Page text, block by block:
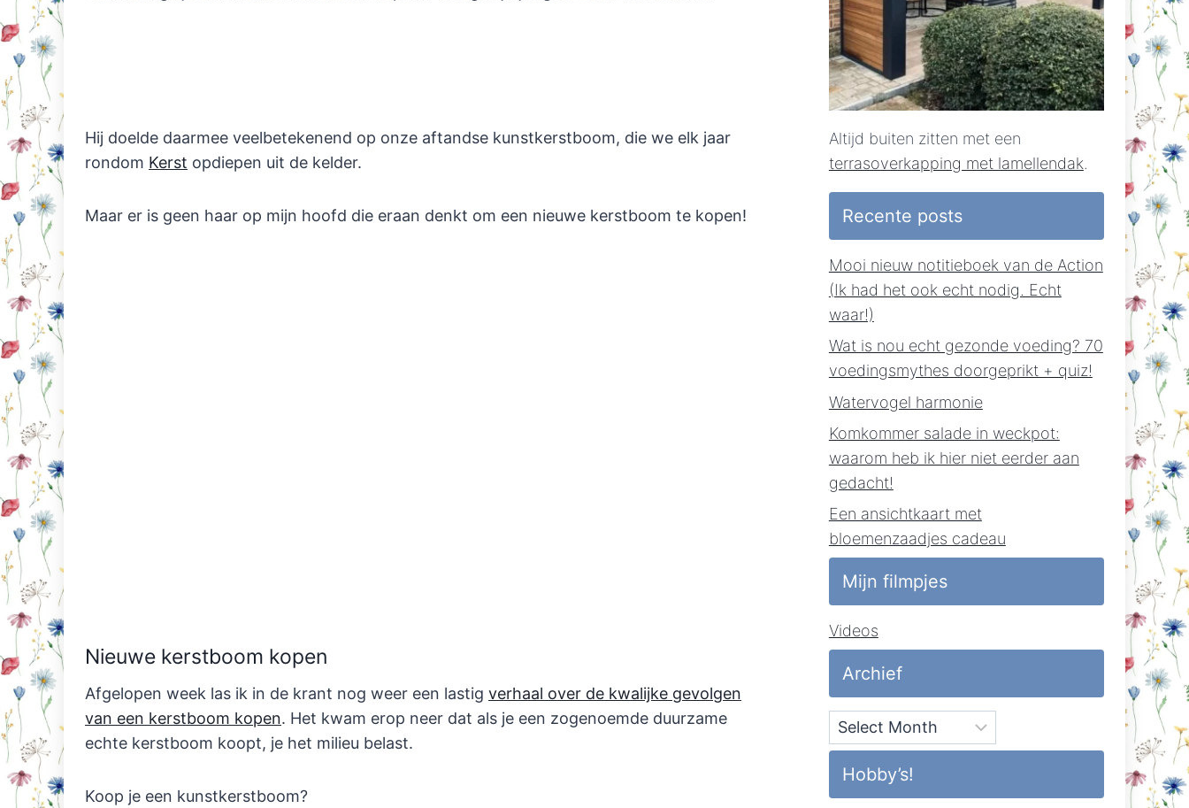
Hij doelde daarmee veelbetekenend op onze aftandse kunstkerstboom, die we elk jaar
rondom Kerst opdiepen uit de kelder.
Maar er is geen haar op mijn hoofd die eraan denkt om een nieuwe kerstboom te kopen!
Nieuwe kerstboom kopen
Afgelopen week las ik in de krant nog weer een lastig verhaal over de kwalijke gevolgen
van een kerstboom kopen. Het kwam erop neer dat als je een zogenoemde duurzame
echte kerstboom koopt, je het milieu belast.
Koop je een kunstkerstboom?
Altijd buiten zitten met een
terrasoverkapping met lamellendak.
Recente posts
Mooi nieuw notitieboek van de Action
(Ik had het ook echt nodig. Echt
waar!)
Wat is nou echt gezonde voeding? 70
voedingsmythes doorgeprikt + quiz!
Watervogel harmonie
Komkommer salade in weckpot:
waarom heb ik hier niet eerder aan
gedacht!
Een ansichtkaart met
bloemenzaadjes cadeau
Mijn filmpjes
Videos
Archief
Archief
Hobby’s!